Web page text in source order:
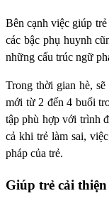
Bên cạnh việc giúp
các bậc phụ huynh
những cấu trúc ngữ
Trong thời gian hè,
mới từ 2 đến 4 buổi
tập phù hợp với trình
cả khi trẻ làm sai,
pháp của trẻ.
Giúp trẻ cải